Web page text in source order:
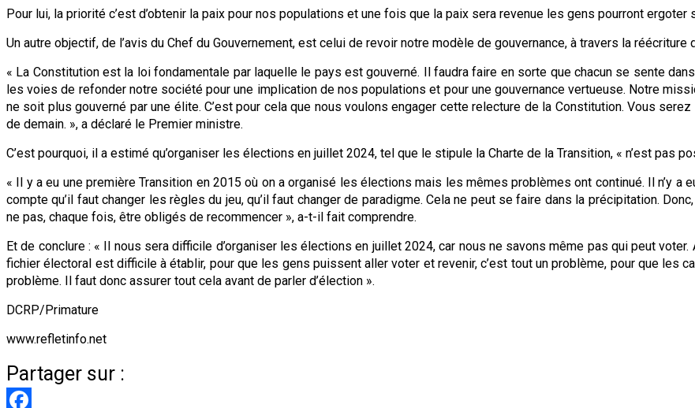
Pour lui, la priorité c’est d’obtenir la paix pour nos populations et une fois que la paix sera revenue les gens pourront ergoter
Un autre objectif, de l’avis du Chef du Gouvernement, est celui de revoir notre modèle de gouvernance, à travers la réécriture
« La Constitution est la loi fondamentale par laquelle le pays est gouverné. Il faudra faire en sorte que chacun se sente
les voies de refonder notre société pour une implication de nos populations et pour une gouvernance vertueuse. Notre
ne soit plus gouverné par une élite. C’est pour cela que nous voulons engager cette relecture de la Constitution. Vous
de demain. », a déclaré le Premier ministre.
C’est pourquoi, il a estimé qu’organiser les élections en juillet 2024, tel que le stipule la Charte de la Transition, « n’est pas
« Il y a eu une première Transition en 2015 où on a organisé les élections mais les mêmes problèmes ont continué. Il n’y a
compte qu’il faut changer les règles du jeu, qu’il faut changer de paradigme. Cela ne peut se faire dans la précipitation.
ne pas, chaque fois, être obligés de recommencer », a-t-il fait comprendre.
Et de conclure : « Il nous sera difficile d’organiser les élections en juillet 2024, car nous ne savons même pas qui peut
fichier électoral est difficile à établir, pour que les gens puissent aller voter et revenir, c’est tout un problème, pour que les
problème. Il faut donc assurer tout cela avant de parler d’élection ».
DCRP/Primature
www.refletinfo.net
Partager sur :